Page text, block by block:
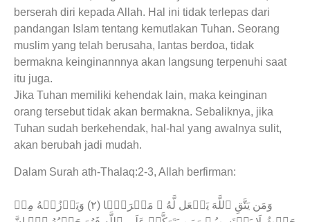
berserah diri kepada Allah. Hal ini tidak terlepas dari
pandangan Islam tentang kemutlakan Tuhan. Seorang
muslim yang telah berusaha, lantas berdoa, tidak
bermakna keinginannnya akan langsung terpenuhi saat
itu juga.
Jika Tuhan memiliki kehendak lain, maka keinginan
orang tersebut tidak akan bermakna. Sebaliknya, jika
Tuhan sudah berkehendak, hal-hal yang awalnya sulit,
akan berubah jadi mudah.
Dalam Surah ath-Thalaq:2-3, Allah berfirman:
وَمَن يَتَّقِ ٱللَّهَ يَجۡعَل لَّهُ ۥ مَخۡرَجً۬ا (٢) وَيَرۡزُقۡهُ مِنۡ